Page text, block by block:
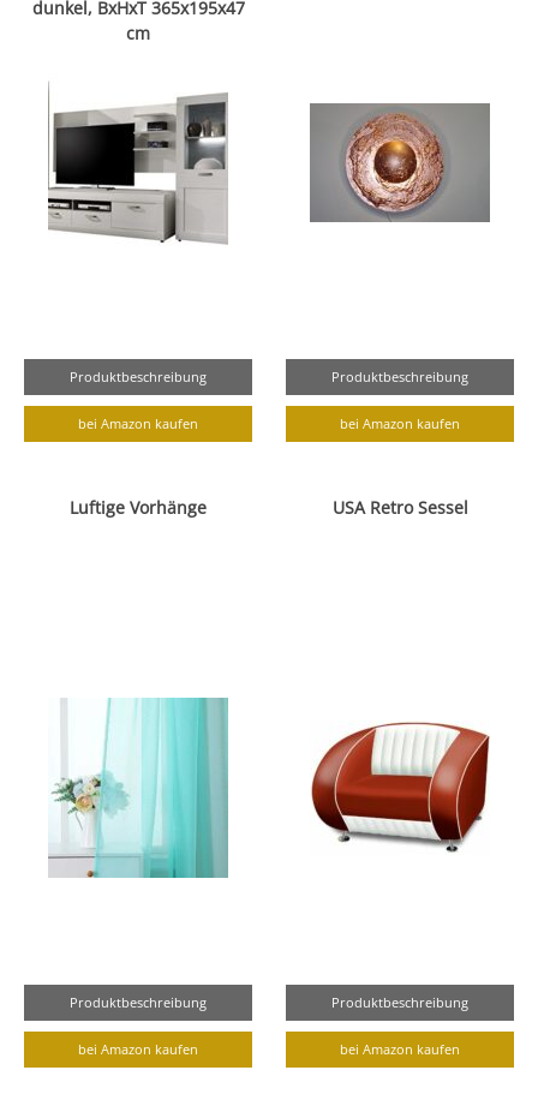
dunkel, BxHxT 365x195x47
cm
Produktbeschreibung
bei Amazon kaufen
Produktbeschreibung
bei Amazon kaufen
Luftige Vorhänge
Produktbeschreibung
bei Amazon kaufen
USA Retro Sessel
Produktbeschreibung
bei Amazon kaufen